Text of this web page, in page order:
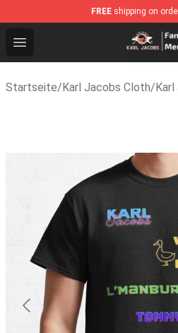
FREE shipping on
Open menu
Karl Jacobs Store - Official
Startseite/Karl Jacobs Cloth/